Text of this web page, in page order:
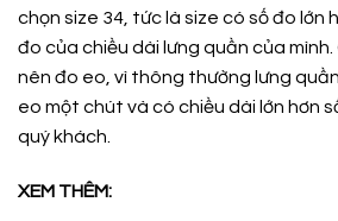
chọn size 34, tức là size có số đo lớn
đo của chiều dài lưng quần của
nên đo eo, vì thông thường lưng
eo một chút và có chiều dài lớn hơn
quý khách.
XEM THÊM: